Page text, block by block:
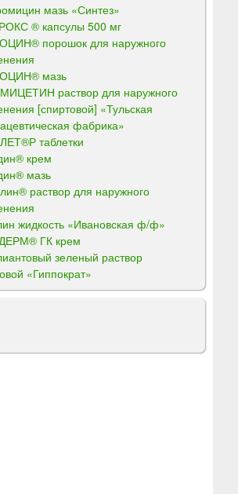
мазь «Синтез»
® капсулы 500 мг
порошок для наружного
мазь
раствор для наружного
[спиртовой] «Тульская
фабрика»
таблетки
крем
мазь
раствор для наружного
жидкость «Ивановская ф/ф»
ГК крем
зеленый раствор
«Гиппократ»